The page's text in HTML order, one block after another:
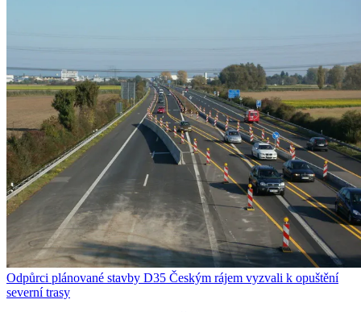
Odpůrci plánované stavby D35 Českým rájem vyzvali k opuštění
severní trasy